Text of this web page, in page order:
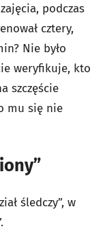
podczas
cztery,
Nie było
weryfikuje, kto
szczęście
mu się nie
śledczy”, w